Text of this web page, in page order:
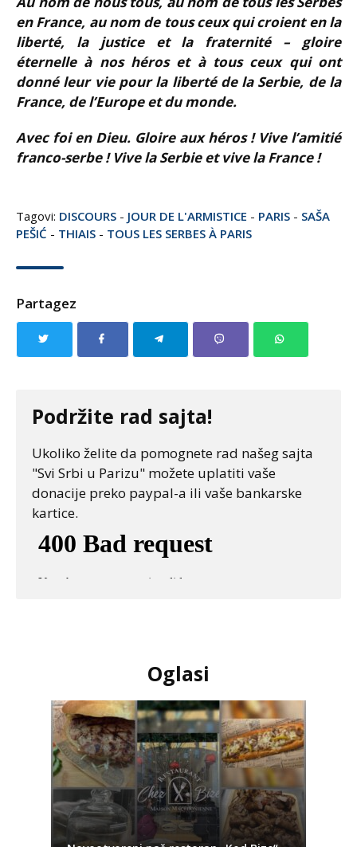
en France, au nom de tous ceux qui croient en la
liberté, la justice et la fraternité – gloire
éternelle à nos héros et à tous ceux qui ont
donné leur vie pour la liberté de la Serbie, de la
France, de l’Europe et du monde.
Avec foi en Dieu. Gloire aux héros ! Vive l’amitié
franco-serbe ! Vive la Serbie et vive la France !
Tagovi: DISCOURS - JOUR DE L'ARMISTICE - PARIS - SAŠA
PEŠIĆ - THIAIS - TOUS LES SERBES À PARIS
Partagez
Podržite rad sajta!
Ukoliko želite da pomognete rad našeg sajta
"Svi Srbi u Parizu" možete uplatiti vaše
donacije preko paypal-a ili vaše bankarske
kartice.
Oglasi